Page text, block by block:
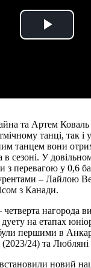
Play
та Артем
танці, так і
танцем вони
сезоні. У
з перевагою у 0,6
– Лайлою
з Канади.
нагорода
дуету на етапах
першими в
(2023/24) та
новий